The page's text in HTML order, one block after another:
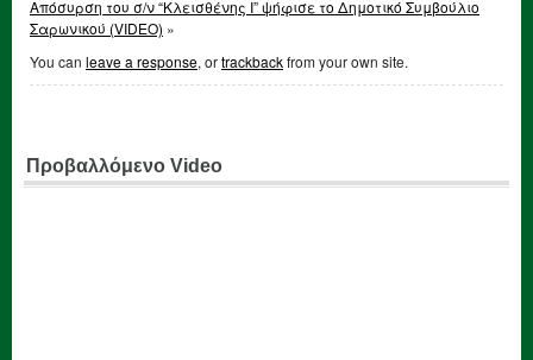
Απόσυρση του σ/ν “Κλεισθένης Ι” ψήφισε το Δημοτικό Συμβούλιο
Σαρωνικού (VIDEO) »
You can leave a response, ortrackbackfrom your own site.
Προβαλλόμενο Video